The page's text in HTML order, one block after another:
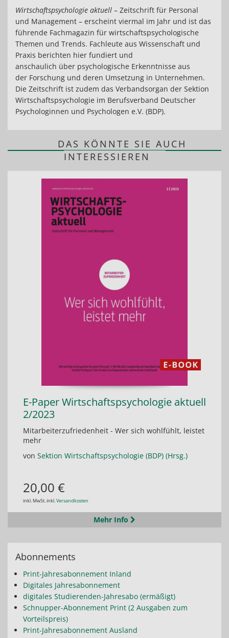
Wirtschaftspsychologie aktuell – Zeitschrift für Personal
und Management – erscheint viermal im Jahr und ist das
führende Fachmagazin für wirtschaftspsychologische
Themen und Trends. Fachleute aus Wissenschaft und
Praxis berichten hier fundiert und
anschaulich über psychologische Erkenntnisse aus
der Forschung und deren Umsetzung in Unternehmen.
Die Zeitschrift ist zudem das Verbandsorgan der Sektion
Wirtschaftspsychologie im Berufsverband Deutscher
Psychologinnen und Psychologen e.V. (BDP).
DAS KÖNNTE SIE AUCH
INTERESSIEREN
E-Paper Wirtschaftspsychologie aktuell
2/2023
Mitarbeiterzufriedenheit - Wer sich wohlfühlt, leistet
mehr
von Sektion Wirtschaftspsychologie (BDP) (Hrsg.)
20,00 €
inkl. MwSt. inkl.Versandkosten
Mehr Info
Abonnements
Print-Jahresabonnement Inland
Digitales Jahresabonnement
digitales Studierenden-Jahresabo (ermäßigt)
Schnupper-Abonnement Print (2 Ausgaben zum
Vorteilspreis)
Print-Jahresabonnement Ausland